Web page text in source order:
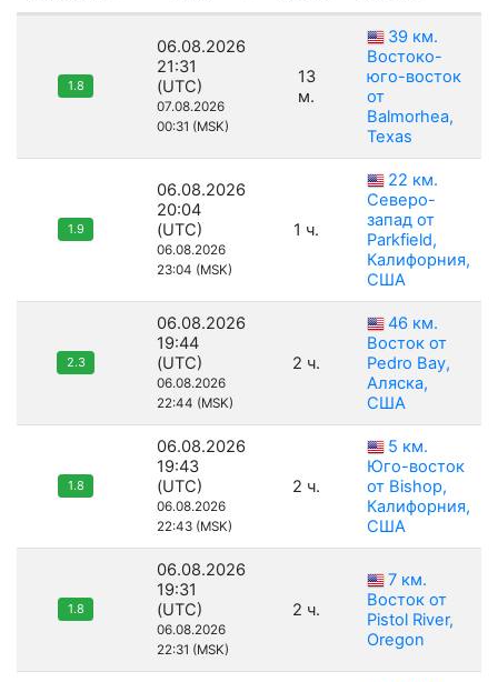
1.8
06.08.2026
21:31
(UTC)
07.08.2026
00:31 (MSK)
13
м.
39 км.
Востоко-
юго-восток
от
Balmorhea,
Texas
1.9
06.08.2026
20:04
(UTC)
06.08.2026
23:04 (MSK)
1 ч.
22 км.
Северо-
запад от
Parkfield,
Калифорния,
США
2.3
06.08.2026
19:44
(UTC)
06.08.2026
22:44 (MSK)
2 ч.
46 км.
Восток от
Pedro Bay,
Аляска,
США
1.8
06.08.2026
19:43
(UTC)
06.08.2026
22:43 (MSK)
2 ч.
5 км.
Юго-восток
от Bishop,
Калифорния,
США
1.8
06.08.2026
19:31
(UTC)
06.08.2026
22:31 (MSK)
2 ч.
7 км.
Восток от
Pistol River,
Oregon